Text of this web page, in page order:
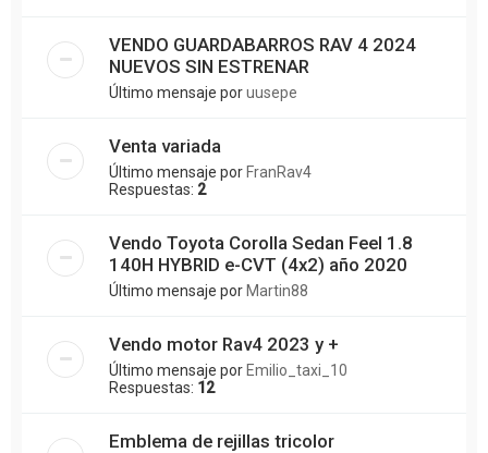
VENDO GUARDABARROS RAV 4 2024
NUEVOS SIN ESTRENAR
Último mensaje poruusepe
Venta variada
Último mensaje porFranRav4
Respuestas: 2
Vendo Toyota Corolla Sedan Feel 1.8
140H HYBRID e-CVT (4x2) año 2020
Último mensaje porMartin88
Vendo motor Rav4 2023 y +
Último mensaje porEmilio_taxi_10
Respuestas: 12
Emblema de rejillas tricolor